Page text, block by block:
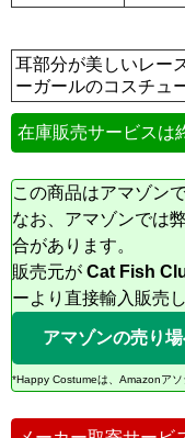
耳部分が美しいレー
ーガールのコスチュ
在庫販売サービスは
この商品はアマゾン
なお、アマゾンでは
合があります。
販売元が Cat Fish
ーより直接輸入販売
アマゾンの売り
*Happy Costumeは、Amazonアソ